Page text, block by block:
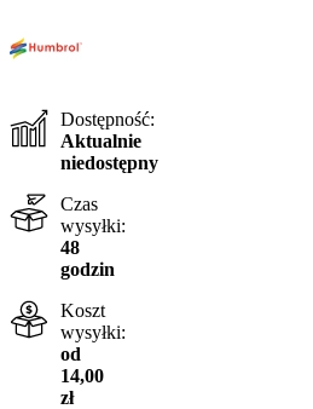
Dostępność:
Aktualnie
niedostępny
Czas
wysyłki:
48
godzin
Koszt
wysyłki:
od
14,00
zł